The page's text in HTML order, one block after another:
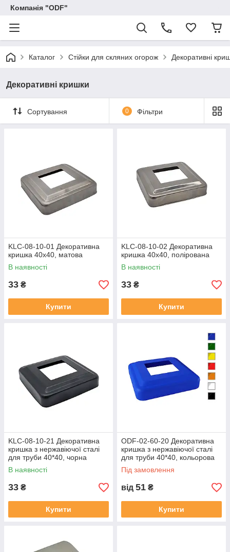
Компанія "ODF"
Каталог Стійки для скляних огорож Декоративні
Декоративні кришки
Сортування 0 Фільтри
KLC-08-10-01 Декоративна
кришка 40х40, матова
В наявності
33 ₴
Купити
KLC-08-10-02 Декоративна
кришка 40х40, полірована
В наявності
33 ₴
Купити
KLC-08-10-21 Декоративна
кришка з нержавіючої сталі
для труби 40*40, чорна
В наявності
33 ₴
Купити
ODF-02-60-20 Декоративна
кришка з нержавіючої сталі
для труби 40*40, кольорова
Під замовлення
від 51 ₴
Купити